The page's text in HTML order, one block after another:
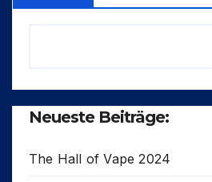
Neueste Beiträge:
The Hall of Vape 2024